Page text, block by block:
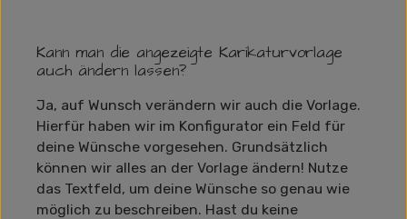
Kann man die angezeigte Karikaturvorlage
auch ändern lassen?
Ja, auf Wunsch verändern wir auch die Vorlage.
Hierfür haben wir im Konfigurator ein Feld für
deine Wünsche vorgesehen. Grundsätzlich
können wir alles an der Vorlage ändern! Nutze
das Textfeld, um deine Wünsche so genau wie
möglich zu beschreiben. Hast du keine